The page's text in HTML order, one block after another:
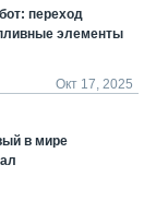
переход
элементы
Окт 17, 2025
в мире